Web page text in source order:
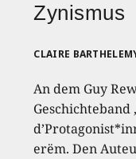
Zynismus
CLAIRE
An dem Guy
Geschichteband
erëm. Den